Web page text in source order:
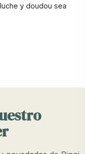
y doudou sea
y un
que los niños
paños o mantitas
especialmente
a los bebés